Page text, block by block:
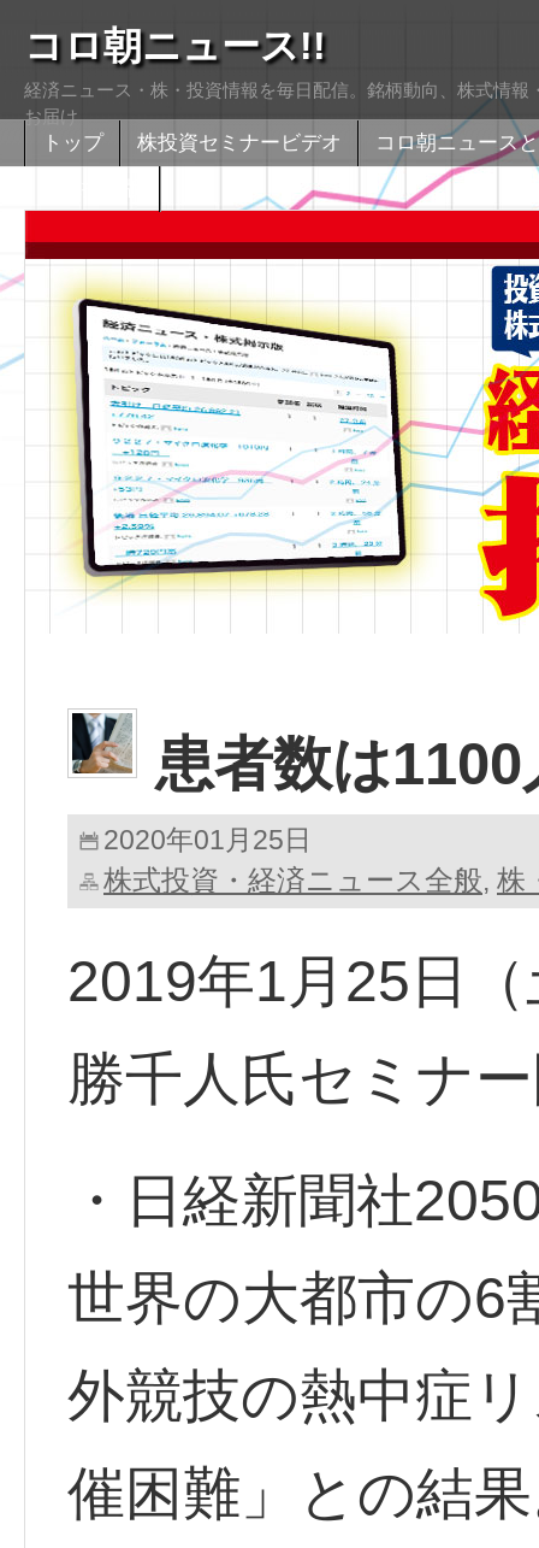
コロ朝ニュース!!
経済ニュース・株・投資情報を毎日配信。銘柄動向、株式情
お届け
トップ 株投資セミナービデオ
コロ朝ニュース
患者数は
2020年01月25日
株式投資・経済ニュース全般, 株
2019年1月25日
勝千人氏セミナ
・日経新聞社
世界の大都市の6
外競技の熱中症
催困難」との結